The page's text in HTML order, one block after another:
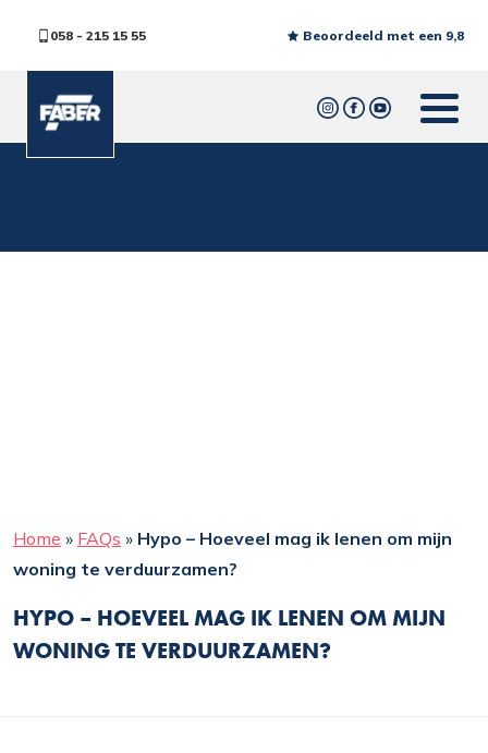
058 - 215 15 55 Beoordeeld met een 9,8
Home » FAQs » Hypo – Hoeveel mag ik lenen om mijn
woning te verduurzamen?
HYPO – HOEVEEL MAG IK LENEN OM MIJN
WONING TE VERDUURZAMEN?